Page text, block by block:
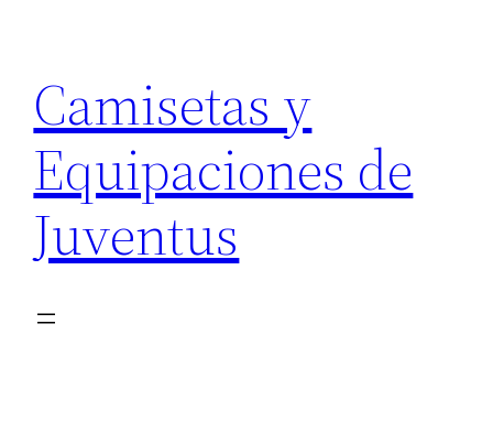
contenido
Camisetas y
Equipaciones de
Juventus